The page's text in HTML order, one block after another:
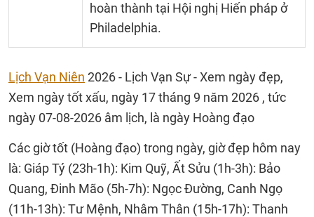
hoàn thành tại Hội nghị Hiến pháp ở
Philadelphia.
Lịch Vạn Niên 2026 - Lịch Vạn Sự - Xem ngày đẹp,
Xem ngày tốt xấu, ngày 17 tháng 9 năm 2026 , tức
ngày 07-08-2026 âm lịch, là ngày Hoàng đạo
Các giờ tốt (Hoàng đạo) trong ngày, giờ đẹp hôm nay
là: Giáp Tý (23h-1h): Kim Quỹ, Ất Sửu (1h-3h): Bảo
Quang, Đinh Mão (5h-7h): Ngọc Đường, Canh Ngọ
(11h-13h): Tư Mệnh, Nhâm Thân (15h-17h): Thanh